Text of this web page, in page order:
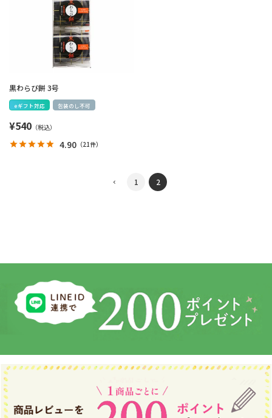
黒わらび餅 3号
eギフト対応 包装のし不可
¥540
4.90 （21件）
1 2